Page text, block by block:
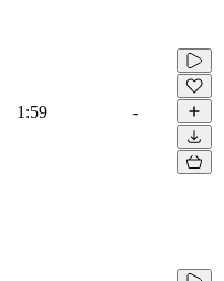
1:59 -